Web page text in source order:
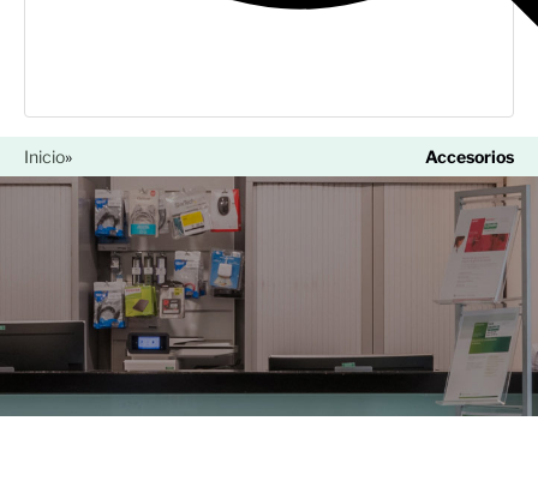
Inicio» Accesorios